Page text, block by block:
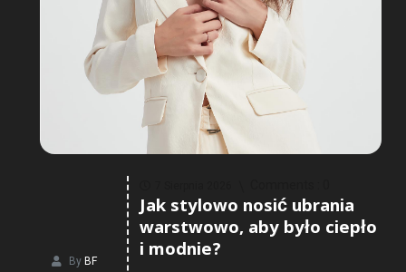
By BF
Jak stylowo nosić ubrania
warstwowo, aby było ciepło
i modnie?